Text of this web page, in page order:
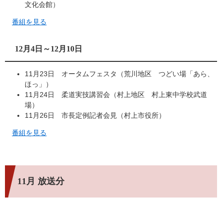
文化会館）
番組を見る
12月4日～12月10日
11月23日 オータムフェスタ（荒川地区 つどい場「あら、
ほっ」）
11月24日 柔道実技講習会（村上地区 村上東中学校武道
場）
11月26日 市長定例記者会見（村上市役所）
番組を見る
11月 放送分